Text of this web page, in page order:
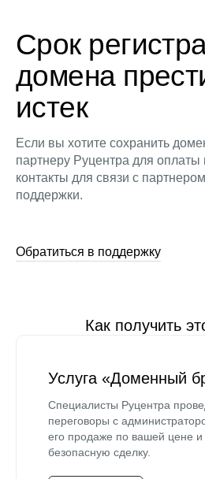
Срок
домена
истек
Если вы хотите сохранить
партнеру Руцентра для оплаты
контакты для связи с
поддержки.
Обратиться в поддержку
Как получить
Услуга «Доменный
Специалисты Руцентра
переговоры с
его продаже по вашей цене и
безопасную сделку.